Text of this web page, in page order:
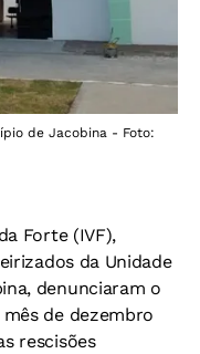
de Jacobina - Foto:
Forte (IVF),
da Unidade
denunciaram o
de dezembro
rescisões